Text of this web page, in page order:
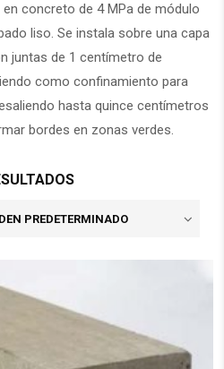
concreto de 4 MPa de módulo
liso. Se instala sobre una capa
juntas de 1 centímetro de
como confinamiento para
hasta quince centímetros
bordes en zonas verdes.